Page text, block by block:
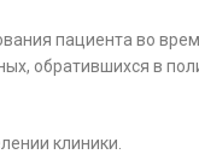
пациента во
обратившихся в
клиники.